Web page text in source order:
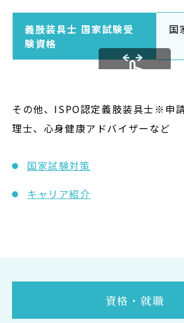
義肢装具士 国家試験受
験資格
国
す
その他、ISPO認定義肢装具士※申
理士、心身健康アドバイザーなど
国家試験対策
キャリア紹介
資格・就職